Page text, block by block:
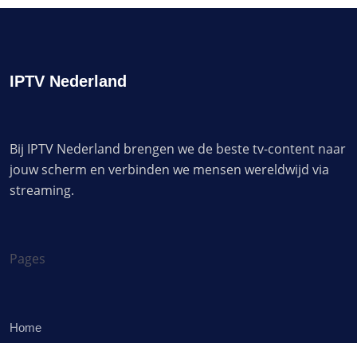
IPTV Nederland
Bij IPTV Nederland brengen we de beste tv-content naar
jouw scherm en verbinden we mensen wereldwijd via
streaming.
Pages
Home